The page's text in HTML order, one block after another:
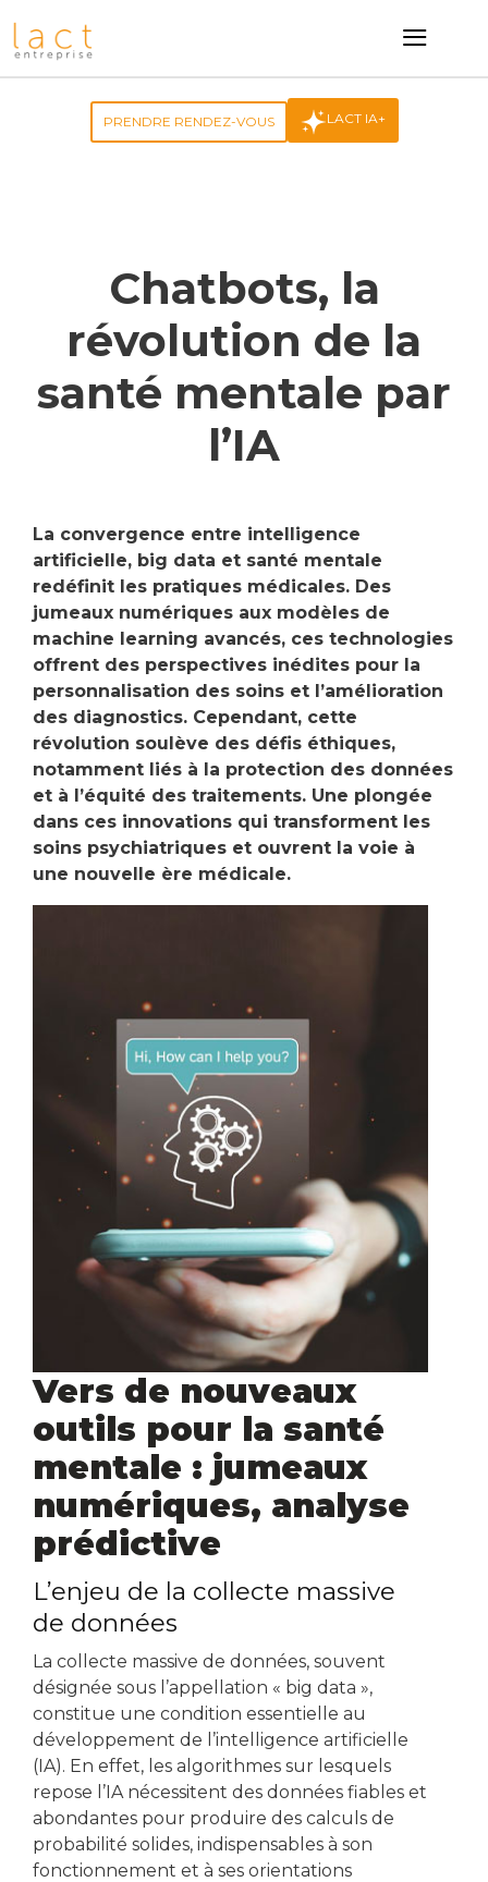
PRENDRE RENDEZ-VOUS LACT IA+
Chatbots, la
révolution de la
santé mentale par
l’IA
La convergence entre intelligence
artificielle, big data et santé mentale
redéfinit les pratiques médicales. Des
jumeaux numériques aux modèles de
machine learning avancés, ces technologies
offrent des perspectives inédites pour la
personnalisation des soins et l’amélioration
des diagnostics. Cependant, cette
révolution soulève des défis éthiques,
notamment liés à la protection des données
et à l’équité des traitements. Une plongée
dans ces innovations qui transforment les
soins psychiatriques et ouvrent la voie à
une nouvelle ère médicale.
Vers de nouveaux
outils pour la santé
mentale : jumeaux
numériques, analyse
prédictive
L’enjeu de la collecte massive
de données
La collecte massive de données, souvent
désignée sous l’appellation « big data »,
constitue une condition essentielle au
développement de l’intelligence artificielle
(IA). En effet, les algorithmes sur lesquels
repose l’IA nécessitent des données fiables et
abondantes pour produire des calculs de
probabilité solides, indispensables à son
fonctionnement et à ses orientations
≡